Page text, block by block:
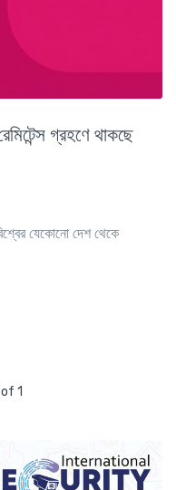
গ্রহণে থাকছে
যেকোনো দেশ থেকে
1